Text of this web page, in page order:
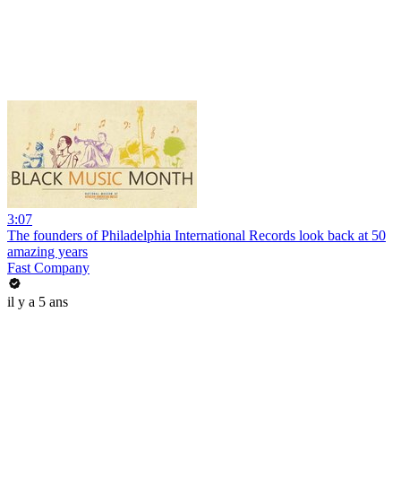
3:07
The founders of Philadelphia International Records look back at 50
amazing years
Fast Company
il y a 5 ans